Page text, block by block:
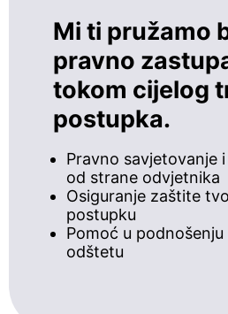
Mi ti pružamo
pravno
tokom cijelog
postupka.
Pravno savjetovanje
od strane odvjetnika
Osiguranje zaštite
postupku
Pomoć u
odštetu